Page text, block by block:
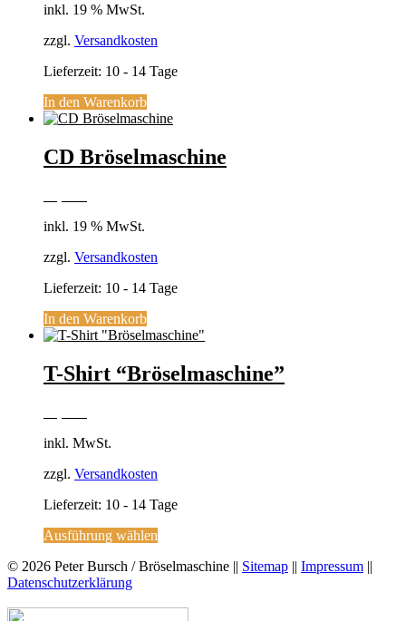
inkl. 19 % MwSt.
zzgl. Versandkosten
Lieferzeit: 10 - 14 Tage
In den Warenkorb
CD Bröselmaschine
inkl. 19 % MwSt.
zzgl. Versandkosten
Lieferzeit: 10 - 14 Tage
In den Warenkorb
T-Shirt “Bröselmaschine”
inkl. MwSt.
zzgl. Versandkosten
Lieferzeit: 10 - 14 Tage
Ausführung wählen
weist
© 2026 Peter Bursch / Bröselmaschine || Sitemap || Impressum ||
Datenschutzerklärung